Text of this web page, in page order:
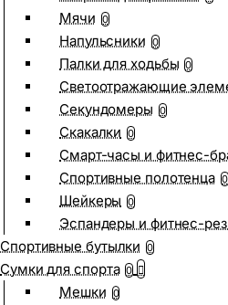
Мячи 0
Напульсники 0
Палки для ходьбы 0
Светоотражающие
Секундомеры 0
Скакалки 0
Смарт-часы и фитнес-
Спортивные полотенца 0
Шейкеры 0
Эспандеры и фитнес-
Спортивные бутылки 0
Сумки для спорта 0
Мешки 0